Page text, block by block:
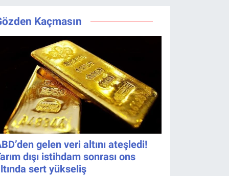
Kaçmasın
gelen veri altını ateşledi!
dışı istihdam sonrası ons
sert yükseliş